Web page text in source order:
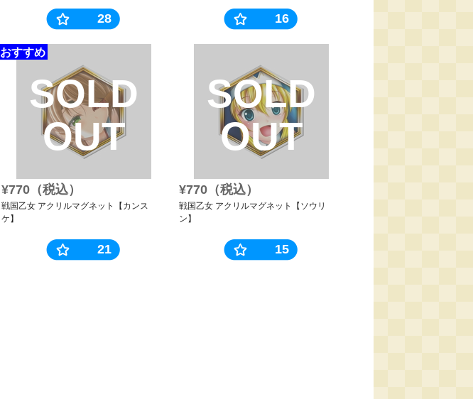
28 16
おすすめ
SOLD
OUT
¥770（税込）
戦国乙女 アクリルマグネット【カンス
ケ】
21
SOLD
OUT
¥770（税込）
戦国乙女 アクリルマグネット【ソウリ
ン】
15